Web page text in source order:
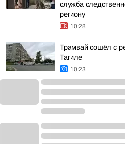
служба
региону
10:28
Трамвай сошёл с
Тагиле
10:23